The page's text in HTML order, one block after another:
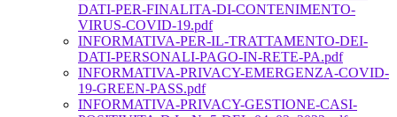
DATI-PER-FINALITA-DI-CONTENIMENTO-
VIRUS-COVID-19.pdf
INFORMATIVA-PER-IL-TRATTAMENTO-DEI-
DATI-PERSONALI-PAGO-IN-RETE-PA.pdf
INFORMATIVA-PRIVACY-EMERGENZA-COVID-
19-GREEN-PASS.pdf
INFORMATIVA-PRIVACY-GESTIONE-CASI-